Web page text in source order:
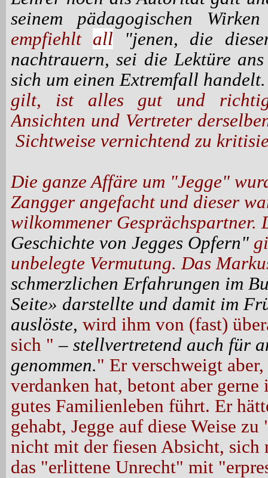
seinem pädagogischen
empfiehlt all "jenen, die
nachtrauern, sei die Lektüre
sich um einen Extremfall
gilt, ist alles gut und
Ansichten und Vertreter
Sichtweise vernichtend zu
Die ganze Affäre um "Jegge"
Zangger angefacht und dieser
wilkommener Gesprächspartner.
Geschichte von Jegges Opfern"
unbelegte Vermutung. Das
schmerzlichen Erfahrungen im
Seite» darstellte und damit im
auslöste, wird ihm von (fast)
sich " – stellvertretend auch für
genommen." Er verschweigt
verdanken hat, betont aber gerne
gutes Familienleben führt. Er
gehabt, Jegge auf diese Weise
nicht mit der fiesen Absicht, sich
das "erlittene Unrecht" mit